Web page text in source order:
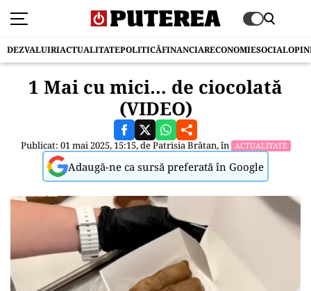
DEZVALUIRIACTUALITATEPOLITICĂFINANCIARECONOMIESOCIAL
1 Mai cu mici… de ciocolată
(VIDEO)
Publicat: 01 mai 2025, 15:15, dePatrisia Brătan, în ACTUALITATE
Adaugă-ne ca sursă preferată în Google